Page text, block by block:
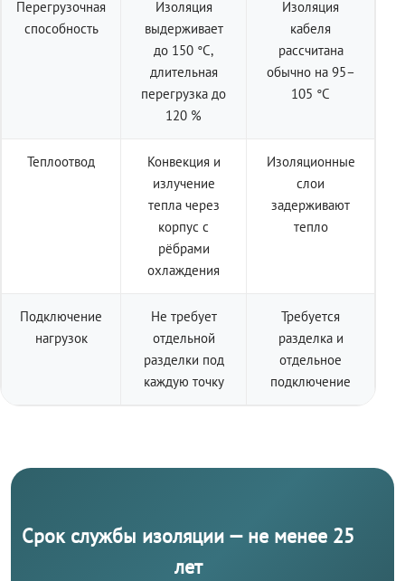
Перегрузочная
способность
Изоляция
выдерживает
до 150 °C,
длительная
перегрузка до
120 %
Изоляция
кабеля
рассчитана
обычно на 95–
105 °C
Теплоотвод
Конвекция и
излучение
тепла через
корпус с
рёбрами
охлаждения
Изоляционные
слои
задерживают
тепло
Подключение
нагрузок
Не требует
отдельной
разделки под
каждую точку
Требуется
разделка и
отдельное
подключение
Срок службы изоляции — не менее 25
лет